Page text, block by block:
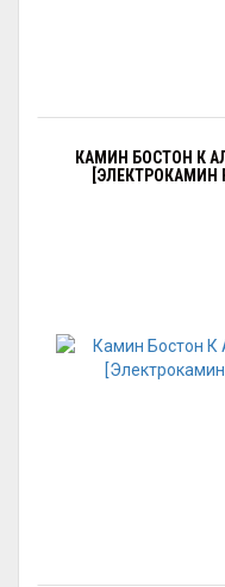
КАМИН БОСТОН К
[ЭЛЕКТРОКАМИН